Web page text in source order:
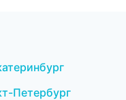
Петербург